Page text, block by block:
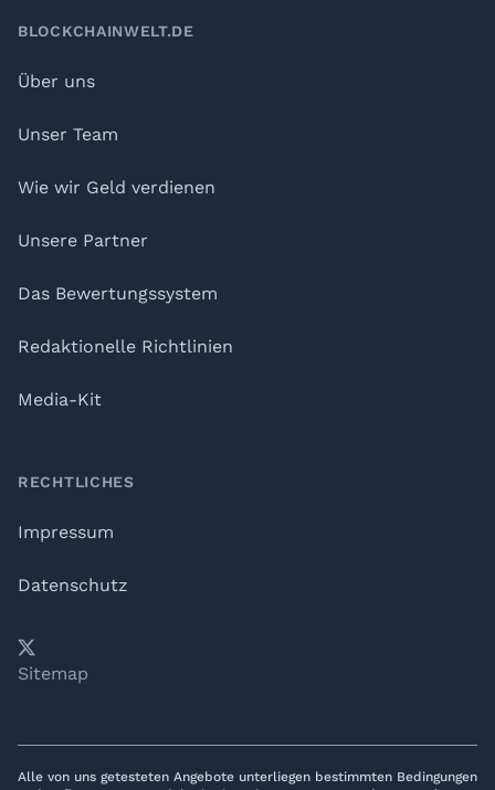
BLOCKCHAINWELT.DE
Über uns
Unser Team
Wie wir Geld verdienen
Unsere Partner
Das Bewertungssystem
Redaktionelle Richtlinien
Media-Kit
RECHTLICHES
Impressum
Datenschutz
YouTube
𝕏LinkedIn
Telegram
Sitemap
Alle von uns getesteten Angebote unterliegen bestimmten Bedingungen